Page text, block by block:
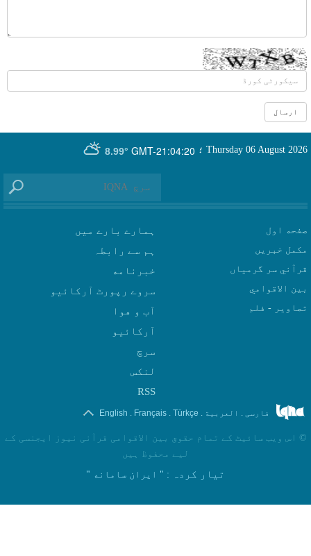
GMT-21:04:20
8.99° Thursday 06 August 2026 ؛
صفحه اول
مکمل خبریں
قرآني سر گرمياں
بين الاقوامي
تصاوير - فلم
ہمارے بارے میں
ہم سے رابطہ
سروے رپورٹ آرکائیو
آب و هوا
سرچ
لنکس
RSS
فارسی . العربیة .
Türkçe
.
Français
.
English
© اس ویب سائیٹ کے تمام حقوق بین الاقوامی قرآنی نیوز ایجنسی کے
لیے محفوظ ہیں
تیار کردہ : " ایران سامانه "